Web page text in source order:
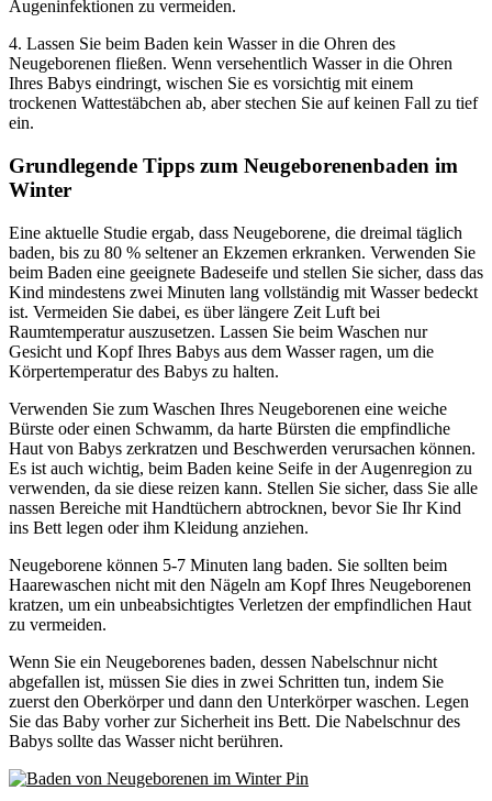
Augeninfektionen zu vermeiden.
4. Lassen Sie beim Baden kein Wasser in die Ohren des
Neugeborenen fließen. Wenn versehentlich Wasser in die Ohren
Ihres Babys eindringt, wischen Sie es vorsichtig mit einem
trockenen Wattestäbchen ab, aber stechen Sie auf keinen Fall zu tief
ein.
Grundlegende Tipps zum Neugeborenenbaden im
Winter
Eine aktuelle Studie ergab, dass Neugeborene, die dreimal täglich
baden, bis zu 80 % seltener an Ekzemen erkranken. Verwenden Sie
beim Baden eine geeignete Badeseife und stellen Sie sicher, dass das
Kind mindestens zwei Minuten lang vollständig mit Wasser bedeckt
ist. Vermeiden Sie dabei, es über längere Zeit Luft bei
Raumtemperatur auszusetzen. Lassen Sie beim Waschen nur
Gesicht und Kopf Ihres Babys aus dem Wasser ragen, um die
Körpertemperatur des Babys zu halten.
Verwenden Sie zum Waschen Ihres Neugeborenen eine weiche
Bürste oder einen Schwamm, da harte Bürsten die empfindliche
Haut von Babys zerkratzen und Beschwerden verursachen können.
Es ist auch wichtig, beim Baden keine Seife in der Augenregion zu
verwenden, da sie diese reizen kann. Stellen Sie sicher, dass Sie alle
nassen Bereiche mit Handtüchern abtrocknen, bevor Sie Ihr Kind
ins Bett legen oder ihm Kleidung anziehen.
Neugeborene können 5-7 Minuten lang baden. Sie sollten beim
Haarewaschen nicht mit den Nägeln am Kopf Ihres Neugeborenen
kratzen, um ein unbeabsichtigtes Verletzen der empfindlichen Haut
zu vermeiden.
Wenn Sie ein Neugeborenes baden, dessen Nabelschnur nicht
abgefallen ist, müssen Sie dies in zwei Schritten tun, indem Sie
zuerst den Oberkörper und dann den Unterkörper waschen. Legen
Sie das Baby vorher zur Sicherheit ins Bett. Die Nabelschnur des
Babys sollte das Wasser nicht berühren.